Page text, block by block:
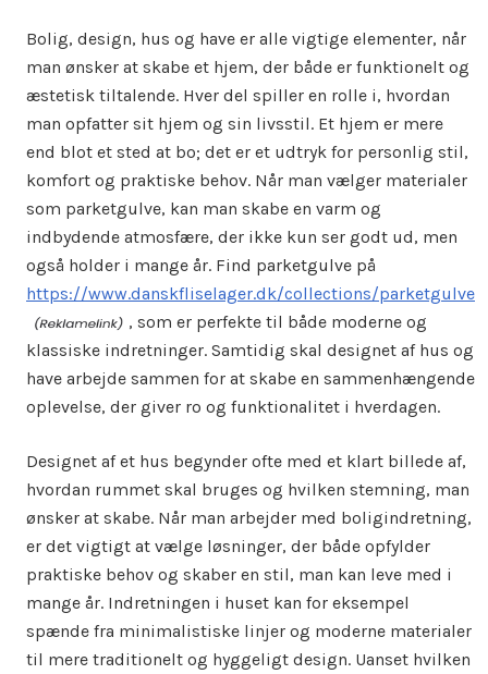
Bolig, design, hus og have er alle vigtige elementer, når
man ønsker at skabe et hjem, der både er funktionelt og
æstetisk tiltalende. Hver del spiller en rolle i, hvordan
man opfatter sit hjem og sin livsstil. Et hjem er mere
end blot et sted at bo; det er et udtryk for personlig stil,
komfort og praktiske behov. Når man vælger materialer
som parketgulve, kan man skabe en varm og
indbydende atmosfære, der ikke kun ser godt ud, men
også holder i mange år. Find parketgulve på
https://www.danskfliselager.dk/collections/parketgulve
, som er perfekte til både moderne og
klassiske indretninger. Samtidig skal designet af hus og
have arbejde sammen for at skabe en sammenhængende
oplevelse, der giver ro og funktionalitet i hverdagen.
Designet af et hus begynder ofte med et klart billede af,
hvordan rummet skal bruges og hvilken stemning, man
ønsker at skabe. Når man arbejder med boligindretning,
er det vigtigt at vælge løsninger, der både opfylder
praktiske behov og skaber en stil, man kan leve med i
mange år. Indretningen i huset kan for eksempel
spænde fra minimalistiske linjer og moderne materialer
til mere traditionelt og hyggeligt design. Uanset hvilken